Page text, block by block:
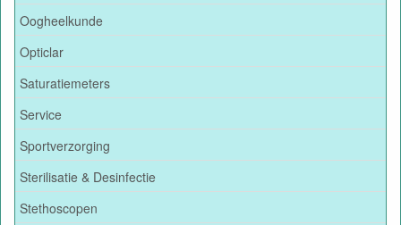
Oogheelkunde
Opticlar
Saturatiemeters
Service
Sportverzorging
Sterilisatie & Desinfectie
Stethoscopen